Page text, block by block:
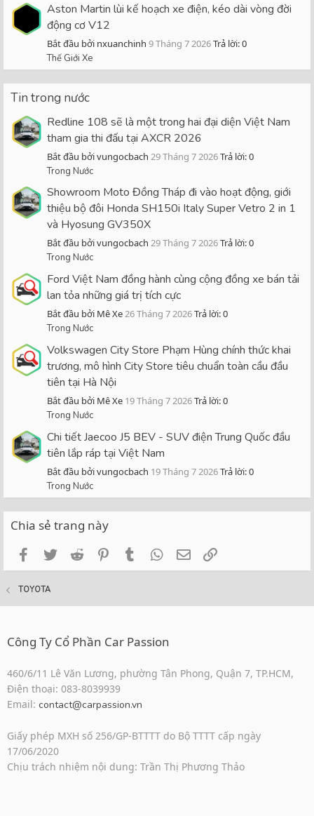
Aston Martin lùi kế hoạch xe điện, kéo dài vòng đời
động cơ V12
Bắt đầu bởi nxuanchinh 9 Tháng 7 2026Trả lời: 0
Thế Giới Xe
Tin trong nước
Redline 108 sẽ là một trong hai đại diện Việt Nam
tham gia thi đấu tại AXCR 2026
Bắt đầu bởi vungocbach 29 Tháng 7 2026Trả lời: 0
Trong Nước
Showroom Moto Đồng Tháp đi vào hoạt động, giới
thiệu bộ đôi Honda SH150i Italy Super Vetro 2 in 1
và Hyosung GV350X
Bắt đầu bởi vungocbach 29 Tháng 7 2026Trả lời: 0
Trong Nước
Ford Việt Nam đồng hành cùng cộng đồng xe bán tải
lan tỏa những giá trị tích cực
Bắt đầu bởi Mê Xe26 Tháng 7 2026Trả lời: 0
Trong Nước
Volkswagen City Store Phạm Hùng chính thức khai
trương, mô hình City Store tiêu chuẩn toàn cầu đầu
tiên tại Hà Nội
Bắt đầu bởi Mê Xe 19 Tháng 7 2026Trả lời: 0
Trong Nước
Chi tiết Jaecoo J5 BEV - SUV điện Trung Quốc đầu
tiên lắp ráp tại Việt Nam
Bắt đầu bởi vungocbach 19 Tháng 7 2026Trả lời: 0
Trong Nước
Chia sẻ trang này
FacebookTwitterReddit PinterestTumblrWhatsApp
Email
TOYOTA
Công Ty Cổ Phần Car Passion
460/6/11 Lê Văn Lương, phường Tân Phong, Quận 7, TP.HCM,
Điện thoại: 083-8039939
Email: contact@carpassion.vn
Giấy phép MXH số 256/GP-BTTTT do Bộ TTTT cấp ngày
17/06/2020
Chịu trách nhiệm nội dung: Trần Thị Phương Thảo